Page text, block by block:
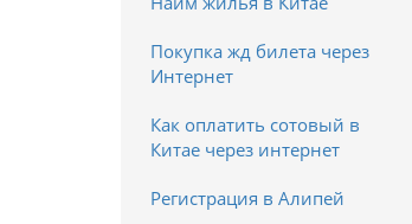
Покупка жд билета через
Интернет
Как оплатить сотовый в
Китае через интернет
Регистрация в Алипей